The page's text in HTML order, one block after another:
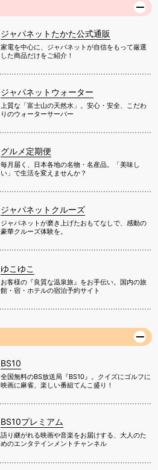
ジャパネットたかた公式通販
家電を中心に、ジャパネットが自信をもって厳選
した商品だけをご紹介！
ジャパネットウォーター
上質な「富士山の天然水」。安心・安全、こだわ
りのウォーターサーバー
グルメ定期便
毎月届く、日本各地の名物・名産品。「美味し
い」で生活を変えませんか？
ジャパネットクルーズ
ジャパネットが磨き上げたおもてなしで、感動の
豪華クルーズ体験を。
ゆこゆこ
お客様の『良質な温泉旅』をお手伝い。国内の旅
館・宿・ホテルの宿泊予約サイト
BS10
全国無料のBS放送局『BS10』。クイズにゴルフに
映画に麻雀、楽しい番組てんこ盛り！
BS10プレミアム
語り継がれる映画や音楽をお届けする、大人のた
めのエンタテインメントチャンネル